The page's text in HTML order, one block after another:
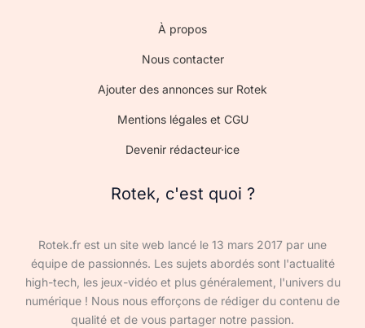
À propos
Nous contacter
Ajouter des annonces sur Rotek
Mentions légales et CGU
Devenir rédacteur·ice
Rotek, c'est quoi ?
Rotek.fr est un site web lancé le 13 mars 2017 par une
équipe de passionnés. Les sujets abordés sont l'actualité
high-tech, les jeux-vidéo et plus généralement, l'univers du
numérique ! Nous nous efforçons de rédiger du contenu de
qualité et de vous partager notre passion.